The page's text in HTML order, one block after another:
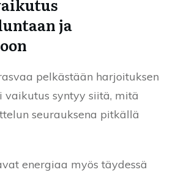
ja
pelkästään harjoituksen
vaikutus syntyy siitä, mitä
seurauksena pitkällä
energiaa myös täydessä